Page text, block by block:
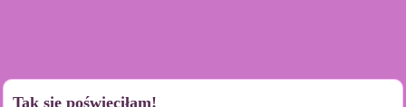
Tak się poświęciłam!